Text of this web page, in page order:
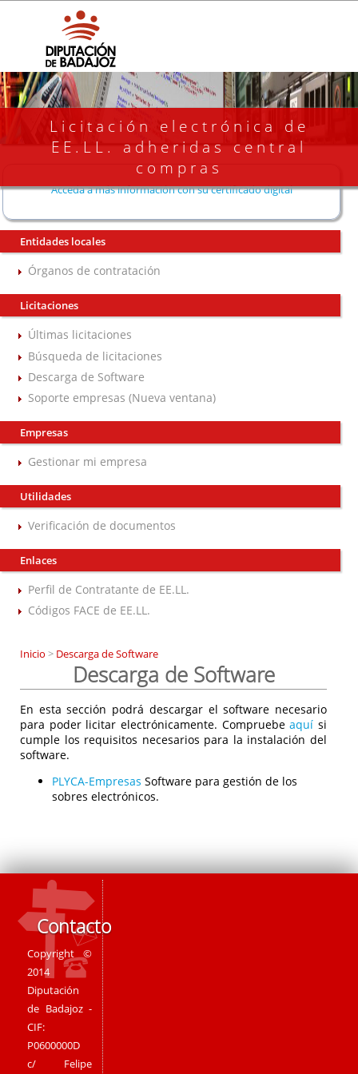
Licitación electrónica de
EE.LL. adheridas central
compras
Acceda a más información con su certificado digital
Entidades locales
Órganos de contratación
Licitaciones
Últimas licitaciones
Búsqueda de licitaciones
Descarga de Software
Soporte empresas (Nueva ventana)
Empresas
Gestionar mi empresa
Utilidades
Verificación de documentos
Enlaces
Perfil de Contratante de EE.LL.
Códigos FACE de EE.LL.
Inicio > Descarga de Software
Descarga de Software
En esta sección podrá descargar el software necesario
para poder licitar electrónicamente. Compruebeaquí si
cumple los requisitos necesarios para la instalación del
software.
PLYCA-Empresas Software para gestión de los
sobres electrónicos.
Contacto
Copyright ©
2014
Diputación
de Badajoz -
CIF:
P0600000D
c/ Felipe